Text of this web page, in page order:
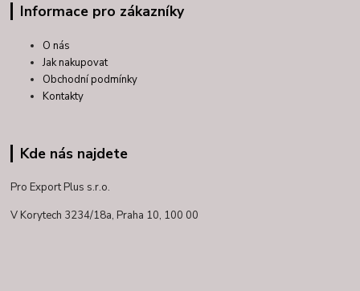
Informace pro zákazníky
O nás
Jak nakupovat
Obchodní podmínky
Kontakty
Kde nás najdete
Pro Export Plus s.r.o.
V Korytech 3234/18a, Praha 10, 100 00